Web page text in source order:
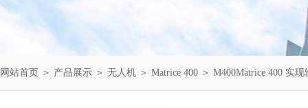
网站首页 ＞ 产品展示 ＞ 无人机 ＞ Matrice 400 ＞ M400Matrice 400 实